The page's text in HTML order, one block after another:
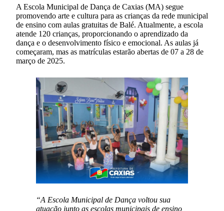
A Escola Municipal de Dança de Caxias (MA) segue
promovendo arte e cultura para as crianças da rede municipal
de ensino com aulas gratuitas de Balé. Atualmente, a escola
atende 120 crianças, proporcionando o aprendizado da
dança e o desenvolvimento físico e emocional. As aulas já
começaram, mas as matrículas estarão abertas de 07 a 28 de
março de 2025.
“A Escola Municipal de Dança voltou sua
atuação junto as escolas municipais de ensino